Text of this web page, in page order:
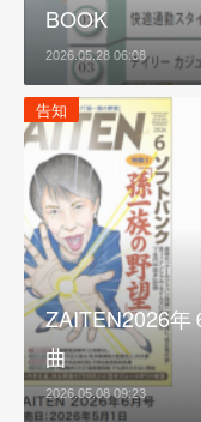
BOOK
2026.05.28 06:08
告知
ZAITEN2026年
曲
2026.05.08 09:23